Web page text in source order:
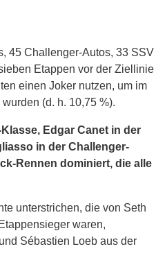
45 Challenger-Autos, 33 SSV
Etappen vor der Ziellinie
einen Joker nutzen, um im
(d. h. 10,75 %).
Edgar Canet in der
in der Challenger-
Rennen dominiert, die alle
unterstrichen, die von Seth
waren,
Sébastien Loeb aus der